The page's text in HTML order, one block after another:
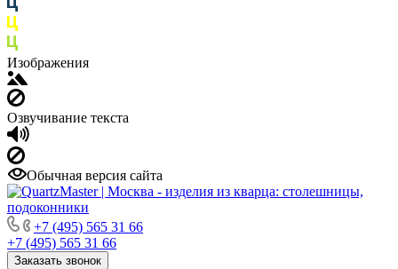
Изображения
Озвучивание текста
Обычная версия сайта
+7 (495) 565 31 66
+7 (495) 565 31 66
Заказать звонок